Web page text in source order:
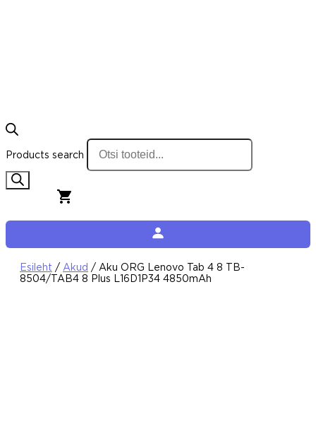
Products search
Esileht / Akud / Aku ORG Lenovo Tab 4 8 TB-
8504/TAB4 8 Plus L16D1P34 4850mAh